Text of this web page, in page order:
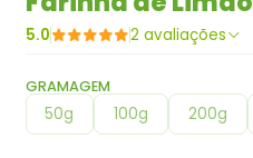
5.0 2 avaliações
GRAMAGEM
50g 100g 200g